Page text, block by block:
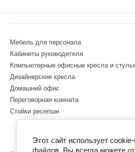
Мебель для персонала
Кабинеты руководителя
Компьютерные офисные кресла и
Дизайнерские кресла
Домашний офис
Переговорная комната
Стойки ресепшн
Этот сайт использует
файлов. Вы всегда можете